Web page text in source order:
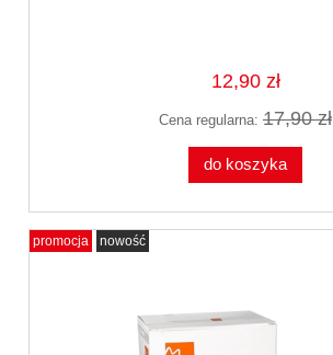
12,90 zł
Cena regularna: 17,90 zł
do koszyka
promocja nowość